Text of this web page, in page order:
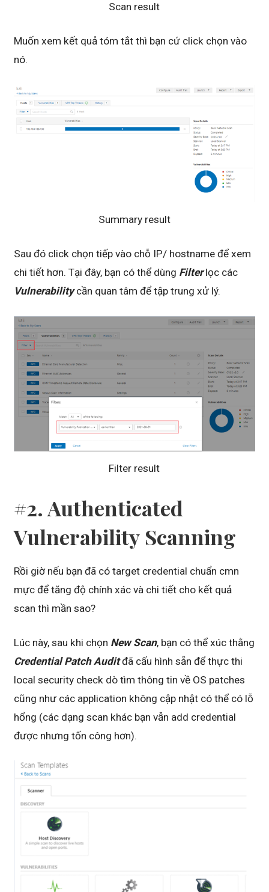
Scan result
Muốn xem kết quả tóm tắt thì bạn cứ click chọn vào
nó.
Summary result
Sau đó click chọn tiếp vào chỗ IP/ hostname để xem
chi tiết hơn. Tại đây, bạn có thể dùng Filterlọc các
Vulnerabilitycần quan tâm để tập trung xử lý.
Filter result
#2. Authenticated
Vulnerability Scanning
Rồi giờ nếu bạn đã có target credential chuẩn cmn
mực để tăng độ chính xác và chi tiết cho kết quả
scan thì mần sao?
Lúc này, sau khi chọn New Scan, bạn có thể xúc thằng
Credential Patch Auditđã cấu hình sẵn để thực thi
local security check dò tìm thông tin về OS patches
cũng như các application không cập nhật có thể có lỗ
hổng (các dạng scan khác bạn vẫn add credential
được nhưng tốn công hơn).